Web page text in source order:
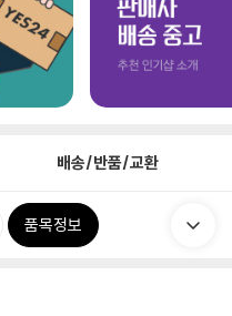
배송/반품/교환
품목정보